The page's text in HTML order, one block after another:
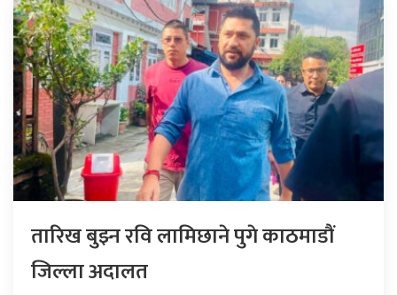
तारिख बुझ्न रवि लामिछाने पुगे काठमाडौं
जिल्ला अदालत